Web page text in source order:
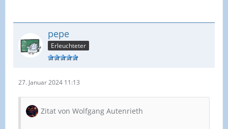
pepe
Erleuchteter
27. Januar 2024 11:13
Zitat von Wolfgang Autenrieth